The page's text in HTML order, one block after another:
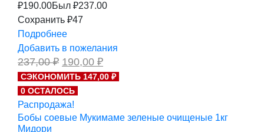
₽190.00Был ₽237.00
Сохранить ₽47
Подробнее
Добавить в пожелания
237,00₽ Первоначальная
цена
составляла
237,00 ₽.
190,00 ₽Текущая
цена:
190,00 ₽.
СЭКОНОМИТЬ 147,00 ₽
0 ОСТАЛОСЬ
Распродажа!
Бобы соевые Мукимаме зеленые очищеные 1кг
Мидори